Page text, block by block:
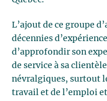
L’ajout de ce groupe
décennies
d’approfondir son
de service à sa
névralgiques, surtout
travail et de l’emploi